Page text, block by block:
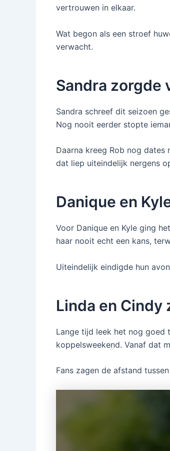
vertrouwen in elkaar.
Wat begon als een stroef
verwacht.
Sandra zorgde
Sandra schreef dit seizoen
Nog nooit eerder stopte
Daarna kreeg Rob nog
dat liep uiteindelijk nergens
Danique en
Voor Danique en Kyle ging
haar nooit echt een kans,
Uiteindelijk eindigde hun
Linda en Cindy
Lange tijd leek het nog goed
koppelsweekend. Vanaf dat
Fans zagen de afstand